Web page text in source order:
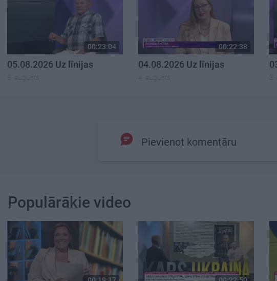
00:23:04
05.08.2026 Uz līnijas
5. augusts
00:22:38
04.08.2026 Uz līnijas
4. augusts 3.
Pievienot komentāru
Populārākie video